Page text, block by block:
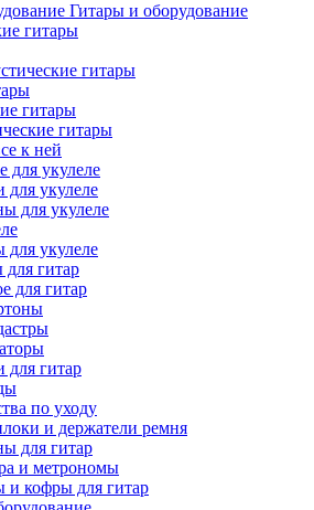
Гитары и оборудование
гитары
гитары
гитары
гитары
к ней
для укулеле
для укулеле
для укулеле
для укулеле
для гитар
для гитар
для гитар
по уходу
и держатели ремня
для гитар
и метрономы
и кофры для гитар